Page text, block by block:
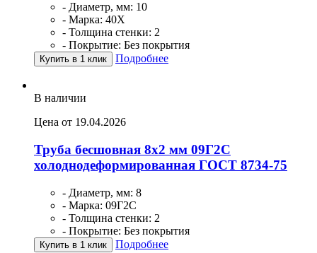
- Диаметр, мм: 10
- Марка: 40Х
- Толщина стенки: 2
- Покрытие: Без покрытия
Купить в 1 клик Подробнее
В наличии
Цена от 19.04.2026
Труба бесшовная 8х2 мм 09Г2С
холоднодеформированная ГОСТ 8734-75
- Диаметр, мм: 8
- Марка: 09Г2С
- Толщина стенки: 2
- Покрытие: Без покрытия
Купить в 1 клик Подробнее